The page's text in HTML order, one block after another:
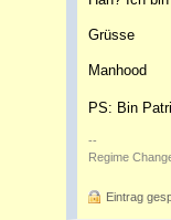
Grüsse
Manhood
PS: Bin
--
Regime
Eintrag